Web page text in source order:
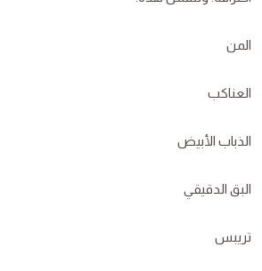
المن
العناكب
الذباب الأبيض
البق الدقيقي
تريبس